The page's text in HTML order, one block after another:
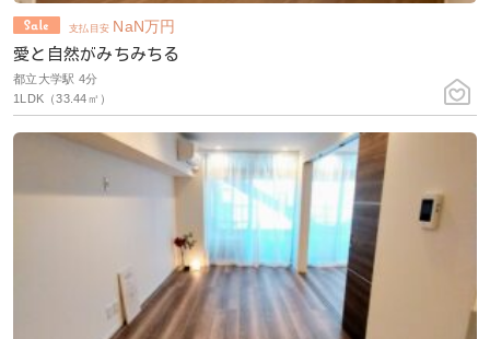
支払目安 NaN万円
愛と自然がみちみちる
都立大学駅 4分
1LDK（33.44㎡）